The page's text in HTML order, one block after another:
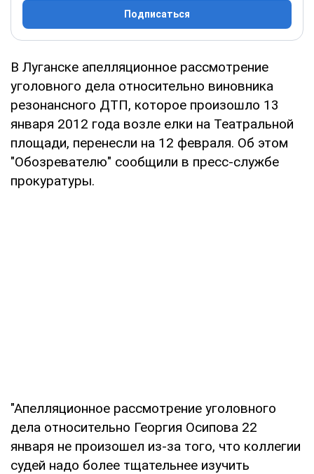
Подписаться
В Луганске апелляционное рассмотрение
уголовного дела относительно виновника
резонансного ДТП, которое произошло 13
января 2012 года возле елки на Театральной
площади, перенесли на 12 февраля. Об этом
"Обозревателю" сообщили в пресс-службе
прокуратуры.
"Апелляционное рассмотрение уголовного
дела относительно Георгия Осипова 22
января не произошел из-за того, что коллегии
судей надо более тщательнее изучить